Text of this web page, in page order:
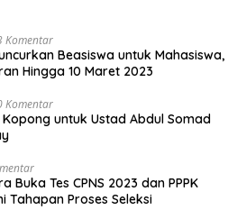
Komentar
Beasiswa untuk Mahasiswa,
Hingga 10 Maret 2023
Komentar
untuk Ustad Abdul Somad
Buka Tes CPNS 2023 dan PPPK
Tahapan Proses Seleksi